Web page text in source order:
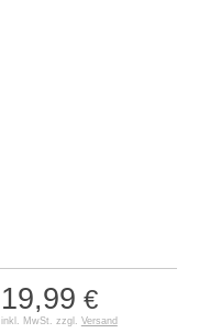
19,99 €
inkl. MwSt. zzgl. Versand